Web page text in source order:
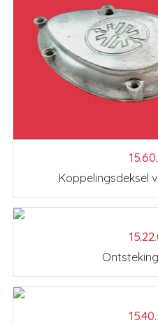
Koppelingsdeksel